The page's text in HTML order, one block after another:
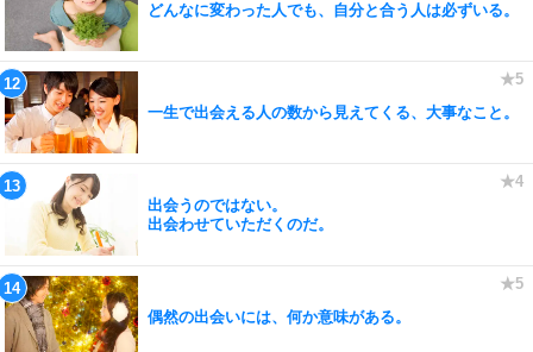
どんなに変わった人でも、自分と合う人は必ずいる。
一生で出会える人の数から見えてくる、大事なこと。
出会うのではない。
出会わせていただくのだ。
偶然の出会いには、何か意味がある。